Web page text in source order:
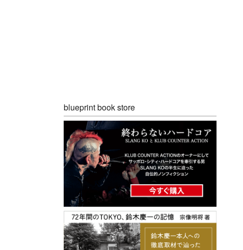
blueprint book store